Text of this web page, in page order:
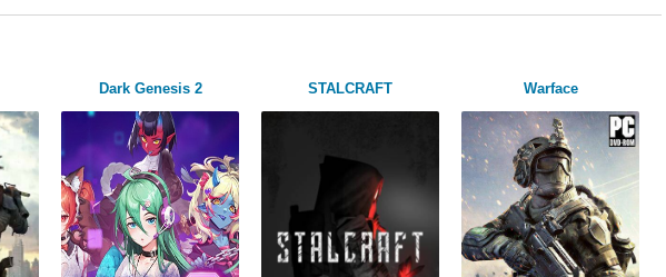
Dark Genesis 2 STALCRAFT Warface